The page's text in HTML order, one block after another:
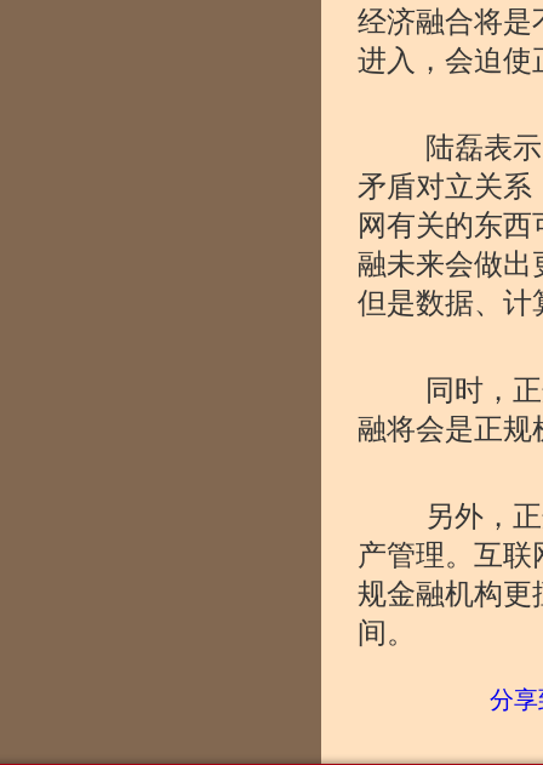
经济融合将是
进入，会迫使
陆磊表示，
矛盾对立关系
网有关的东
融未来会做出
但是数据、计
同时，正规
融将会是正规
另外，正规
产管理。互
规金融机构更
间。
分